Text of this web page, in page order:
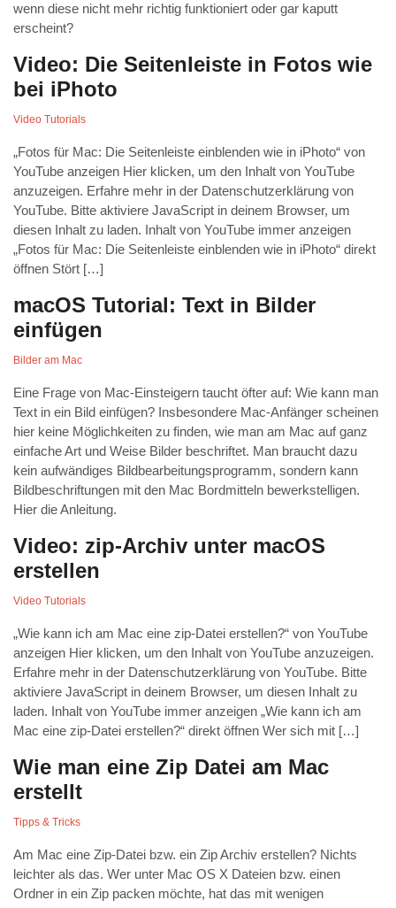
wenn diese nicht mehr richtig funktioniert oder gar kaputt
erscheint?
Video: Die Seitenleiste in Fotos wie
bei iPhoto
Video Tutorials
„Fotos für Mac: Die Seitenleiste einblenden wie in iPhoto“ von
YouTube anzeigen Hier klicken, um den Inhalt von YouTube
anzuzeigen. Erfahre mehr in der Datenschutzerklärung von
YouTube. Bitte aktiviere JavaScript in deinem Browser, um
diesen Inhalt zu laden. Inhalt von YouTube immer anzeigen
„Fotos für Mac: Die Seitenleiste einblenden wie in iPhoto“ direkt
öffnen Stört […]
macOS Tutorial: Text in Bilder
einfügen
Bilder am Mac
Eine Frage von Mac-Einsteigern taucht öfter auf: Wie kann man
Text in ein Bild einfügen? Insbesondere Mac-Anfänger scheinen
hier keine Möglichkeiten zu finden, wie man am Mac auf ganz
einfache Art und Weise Bilder beschriftet. Man braucht dazu
kein aufwändiges Bildbearbeitungsprogramm, sondern kann
Bildbeschriftungen mit den Mac Bordmitteln bewerkstelligen.
Hier die Anleitung.
Video: zip-Archiv unter macOS
erstellen
Video Tutorials
„Wie kann ich am Mac eine zip-Datei erstellen?“ von YouTube
anzeigen Hier klicken, um den Inhalt von YouTube anzuzeigen.
Erfahre mehr in der Datenschutzerklärung von YouTube. Bitte
aktiviere JavaScript in deinem Browser, um diesen Inhalt zu
laden. Inhalt von YouTube immer anzeigen „Wie kann ich am
Mac eine zip-Datei erstellen?“ direkt öffnen Wer sich mit […]
Wie man eine Zip Datei am Mac
erstellt
Tipps & Tricks
Am Mac eine Zip-Datei bzw. ein Zip Archiv erstellen? Nichts
leichter als das. Wer unter Mac OS X Dateien bzw. einen
Ordner in ein Zip packen möchte, hat das mit wenigen